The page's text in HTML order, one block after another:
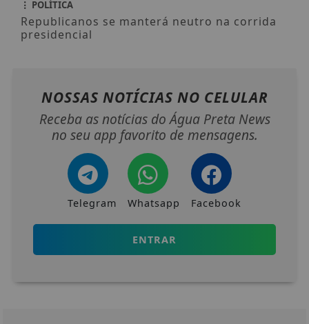
POLÍTICA
Republicanos se manterá neutro na corrida
presidencial
NOSSAS NOTÍCIAS NO CELULAR
Receba as notícias do Água Preta News
no seu app favorito de mensagens.
Telegram Whatsapp Facebook
ENTRAR